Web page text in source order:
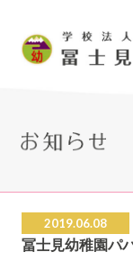
2019.06.08
冨士見幼稚園パ